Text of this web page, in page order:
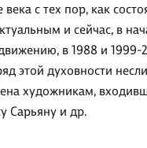
с тех пор, как
и сейчас, в
в 1988 и 1999-
этой духовности
художникам,
Сарьяну и др.